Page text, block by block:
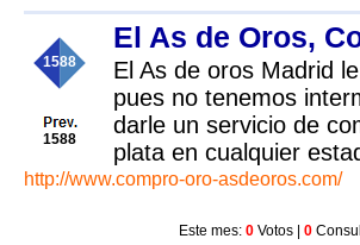
1588
1588
El As de Oros,
El As de oros Madrid
pues no tenemos
darle un servicio de
plata en cualquier
http://www.compro-oro-asdeoros.com/
Este mes: 0 Votos | 0